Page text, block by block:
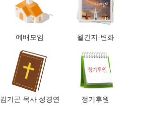
예배모임 월간지-변화
김기곤 목사 성경연
정기후원